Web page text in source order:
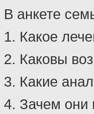
В анкете
1. Какое
2. Каковы
3. Какие
4. Зачем они